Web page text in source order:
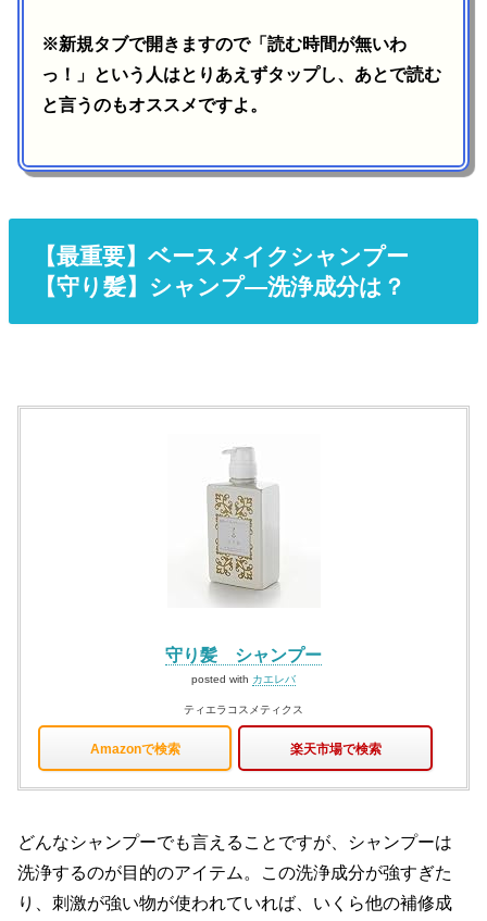
※新規タブで開きますので「読む時間が無いわ
っ！」という人はとりあえずタップし、あとで読む
と言うのもオススメですよ。
【最重要】 ベースメイクシャンプー
【守り髪】シャンプ―洗浄成分は？
守り髪 シャンプー
posted with カエレバ
ティエラコスメティクス
Amazonで検索 楽天市場で検索
どんなシャンプーでも言えることですが、シャンプーは
洗浄するのが目的のアイテム。この洗浄成分が強すぎた
り、刺激が強い物が使われていれば、いくら他の補修成